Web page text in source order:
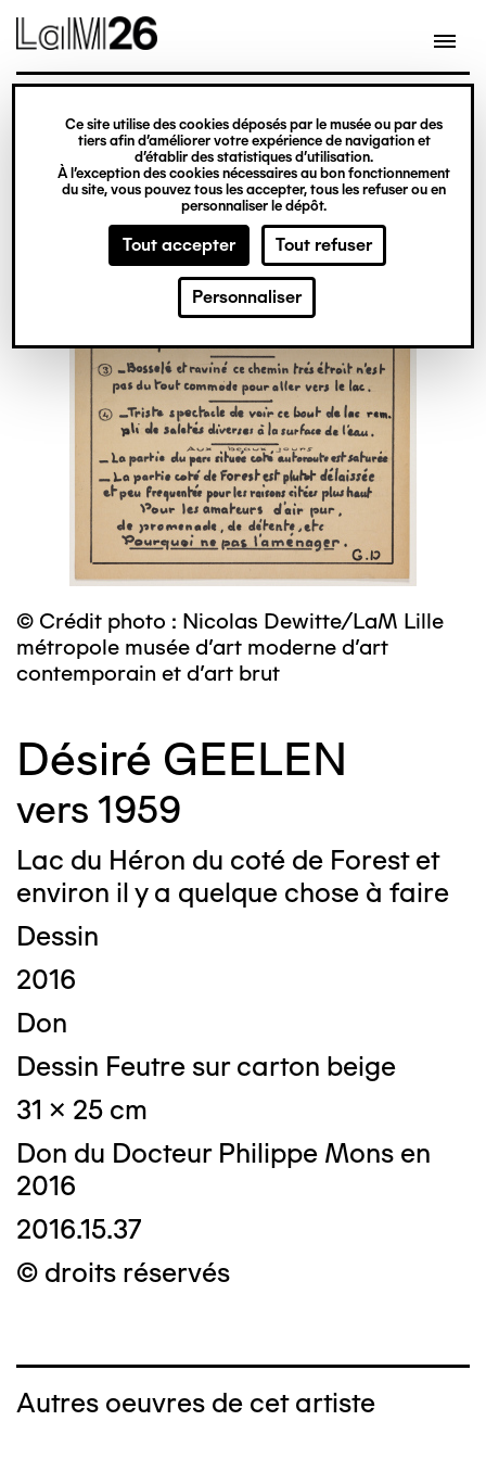
Gestion des cookies
Ce site utilise des cookies déposés par le musée ou par des
tiers afin d’améliorer votre expérience de navigation et
d’établir des statistiques d’utilisation.
À l’exception des cookies nécessaires au bon fonctionnement
du site, vous pouvez tous les accepter, tous les refuser ou en
personnaliser le dépôt.
Tout accepter Tout refuser
Personnaliser
contenu
© Crédit photo : Nicolas Dewitte/LaM Lille
métropole musée d’art moderne d’art
contemporain et d’art brut
Désiré GEELEN
vers 1959
Lac du Héron du coté de Forest et
environ il y a quelque chose à faire
Dessin
2016
Don
Dessin Feutre sur carton beige
31 x 25 cm
Don du Docteur Philippe Mons en
2016
2016.15.37
© droits réservés
Autres oeuvres de cet artiste